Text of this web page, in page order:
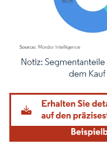
Bild © Mordor Intelligence.